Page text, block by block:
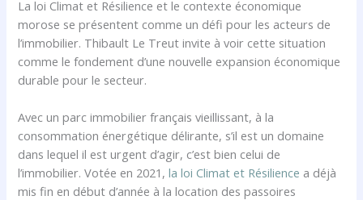
La loi Climat et Résilience et le contexte économique
morose se présentent comme un défi pour les acteurs de
l’immobilier. Thibault Le Treut invite à voir cette situation
comme le fondement d’une nouvelle expansion économique
durable pour le secteur.
Avec un parc immobilier français vieillissant, à la
consommation énergétique délirante, s’il est un domaine
dans lequel il est urgent d’agir, c’est bien celui de
l’immobilier. Votée en 2021,la loi Climat et Résilience a déjà
mis fin en début d’année à la location des passoires